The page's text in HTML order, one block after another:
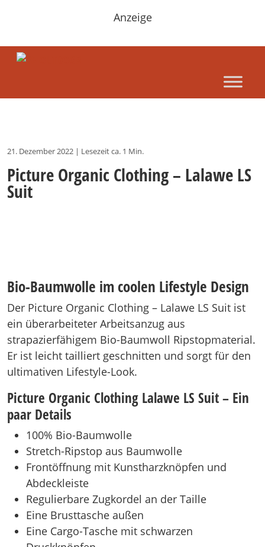
Anzeige
21. Dezember 2022 | Lesezeit ca. 1 Min.
Picture Organic Clothing – Lalawe LS
Suit
Bio-Baumwolle im coolen Lifestyle Design
Der Picture Organic Clothing – Lalawe LS Suit ist
ein überarbeiteter Arbeitsanzug aus
strapazierfähigem Bio-Baumwoll Ripstopmaterial.
Er ist leicht tailliert geschnitten und sorgt für den
ultimativen Lifestyle-Look.
Picture Organic Clothing Lalawe LS Suit – Ein
paar Details
100% Bio-Baumwolle
Stretch-Ripstop aus Baumwolle
Frontöffnung mit Kunstharzknöpfen und
Abdeckleiste
Regulierbare Zugkordel an der Taille
Eine Brusttasche außen
Eine Cargo-Tasche mit schwarzen